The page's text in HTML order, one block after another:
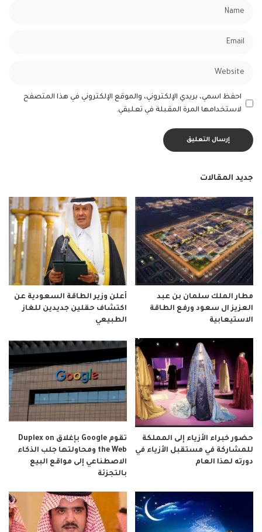
احفظ اسمي، بريدي الإلكتروني، والموقع الإلكتروني في هذا المتصفح
لاستخدامها المرة المقبلة في تعليقي.
جديد المقالات
مطار الملك سلمان بن عبد
العزيز ال سعود ورفع الطاقة
الاستيعابية
أعلن وزير الطاقة السعودية عن
اكتشاف حقلين جديدين للغاز
الطبيعي
حضور خبراء الأزياء إلى المملكة
للمشاركة في مستقبل الأزياء في
دورته لهذا العام
تقوم Google بإغلاق Duplex on
the Web ومحاولتها جلب الذكاء
الاصطناعي إلى مواقع البيع
بالتجزئة